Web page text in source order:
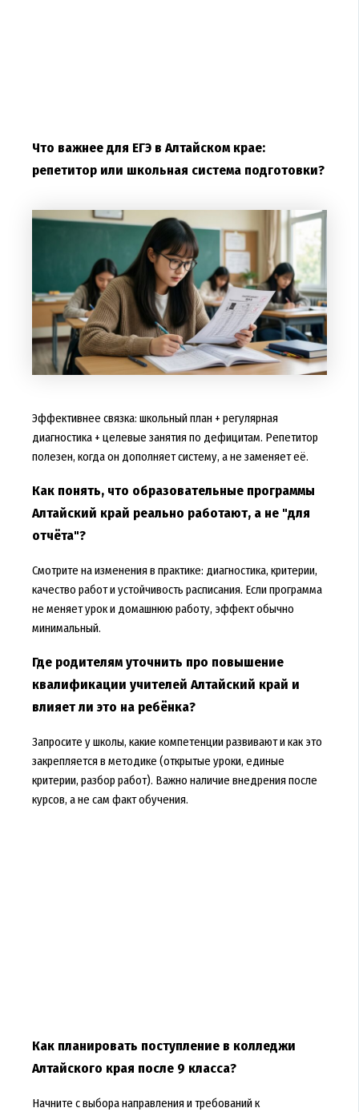
Что важнее для ЕГЭ в Алтайском крае:
репетитор или школьная система подготовки?
Эффективнее связка: школьный план + регулярная
диагностика + целевые занятия по дефицитам. Репетитор
полезен, когда он дополняет систему, а не заменяет её.
Как понять, что образовательные программы
Алтайский край реально работают, а не "для
отчёта"?
Смотрите на изменения в практике: диагностика, критерии,
качество работ и устойчивость расписания. Если программа
не меняет урок и домашнюю работу, эффект обычно
минимальный.
Где родителям уточнить про повышение
квалификации учителей Алтайский край и
влияет ли это на ребёнка?
Запросите у школы, какие компетенции развивают и как это
закрепляется в методике (открытые уроки, единые
критерии, разбор работ). Важно наличие внедрения после
курсов, а не сам факт обучения.
Как планировать поступление в колледжи
Алтайского края после 9 класса?
Начните с выбора направления и требований к